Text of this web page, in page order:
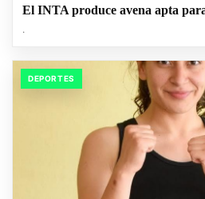
El INTA produce avena apta
.
DEPORTES